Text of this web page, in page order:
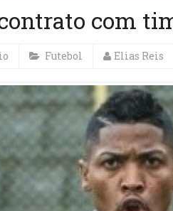
com
Futebol Elias Reis